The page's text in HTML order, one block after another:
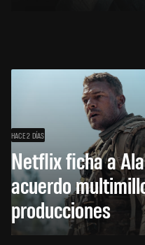
HACE 2 DÍAS
Netflix ficha a
acuerdo
producciones